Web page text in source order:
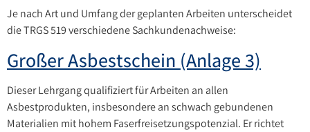
Je nach Art und Umfang der geplanten Arbeiten unterscheidet
die TRGS 519 verschiedene Sachkundenachweise:
Großer Asbestschein (Anlage 3)
Dieser Lehrgang qualifiziert für Arbeiten an allen
Asbestprodukten, insbesondere an schwach gebundenen
Materialien mit hohem Faserfreisetzungspotenzial. Er richtet